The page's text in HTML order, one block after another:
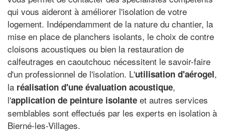
qui vous aideront à améliorer l'isolation de votre
logement. Indépendamment de la nature du chantier, la
mise en place de planchers isolants, le choix de contre
cloisons acoustiques ou bien la restauration de
calfeutrages en caoutchouc nécessitent le savoir-faire
d'un professionnel de l'isolation. L'utilisation d'aérogel,
la réalisation d'une évaluation acoustique,
l'application de peinture isolante et autres services
semblables sont effectués par les experts en isolation à
Bierné-les-Villages.